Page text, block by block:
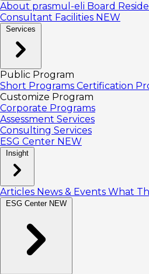
About prasmul-eli Board
Consultant Facilities NEW
Services
Public Program
Short Programs Certification
Customize Program
Corporate Programs
Assessment Services
Consulting Services
ESG Center NEW
Insight
Articles News & Events What
ESG Center NEW